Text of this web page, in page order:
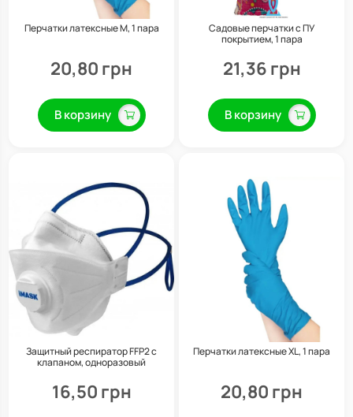
Перчатки латексные M, 1 пара
20,80 грн
В корзину
Садовые перчатки с ПУ
покрытием, 1 пара
21,36 грн
В корзину
Защитный респиратор FFP2 с
клапаном, одноразовый
16,50 грн
Перчатки латексные XL, 1 пара
20,80 грн